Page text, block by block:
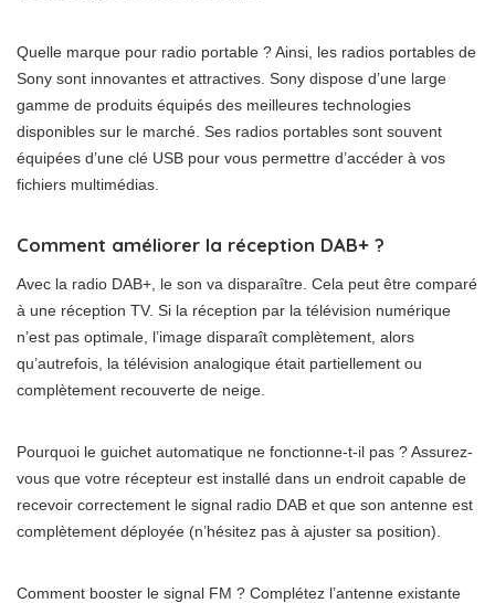
Quelle marque pour radio portable ? Ainsi, les radios portables de
Sony sont innovantes et attractives. Sony dispose d’une large
gamme de produits équipés des meilleures technologies
disponibles sur le marché. Ses radios portables sont souvent
équipées d’une clé USB pour vous permettre d’accéder à vos
fichiers multimédias.
Comment améliorer la réception DAB+ ?
Avec la radio DAB+, le son va disparaître. Cela peut être comparé
à une réception TV. Si la réception par la télévision numérique
n’est pas optimale, l’image disparaît complètement, alors
qu’autrefois, la télévision analogique était partiellement ou
complètement recouverte de neige.
Pourquoi le guichet automatique ne fonctionne-t-il pas ? Assurez-
vous que votre récepteur est installé dans un endroit capable de
recevoir correctement le signal radio DAB et que son antenne est
complètement déployée (n’hésitez pas à ajuster sa position).
Comment booster le signal FM ? Complétez l’antenne existante